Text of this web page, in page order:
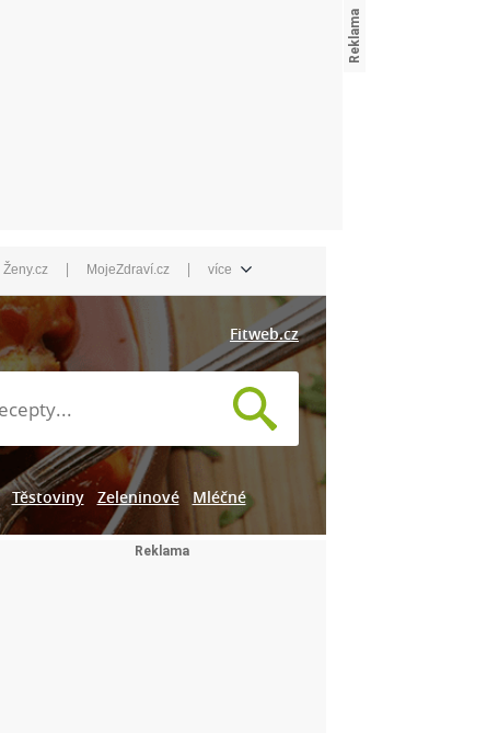
Ženy.cz | MojeZdraví.cz | více
Fitweb.cz
Těstoviny Zeleninové Mléčné